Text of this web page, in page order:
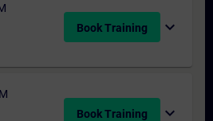
Book Training expand_more
Book Training expand_more